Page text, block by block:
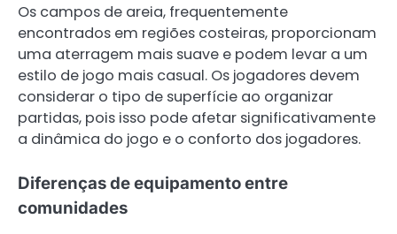
Os campos de areia, frequentemente
encontrados em regiões costeiras, proporcionam
uma aterragem mais suave e podem levar a um
estilo de jogo mais casual. Os jogadores devem
considerar o tipo de superfície ao organizar
partidas, pois isso pode afetar significativamente
a dinâmica do jogo e o conforto dos jogadores.
Diferenças de equipamento entre
comunidades